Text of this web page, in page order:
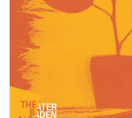
ALsace
Services